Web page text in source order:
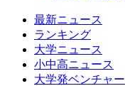
最新ニュース
ランキング
大学ニュース
小中高ニュース
大学発ベンチャー